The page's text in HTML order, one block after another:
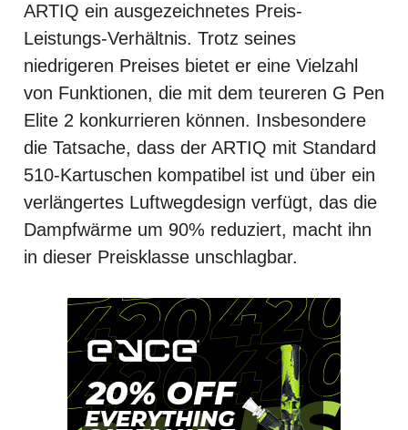
ARTIQ ein ausgezeichnetes Preis-
Leistungs-Verhältnis. Trotz seines
niedrigeren Preises bietet er eine Vielzahl
von Funktionen, die mit dem teureren G Pen
Elite 2 konkurrieren können. Insbesondere
die Tatsache, dass der ARTIQ mit Standard
510-Kartuschen kompatibel ist und über ein
verlängertes Luftwegdesign verfügt, das die
Dampfwärme um 90% reduziert, macht ihn
in dieser Preisklasse unschlagbar.